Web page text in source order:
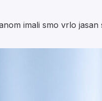
imali smo vrlo